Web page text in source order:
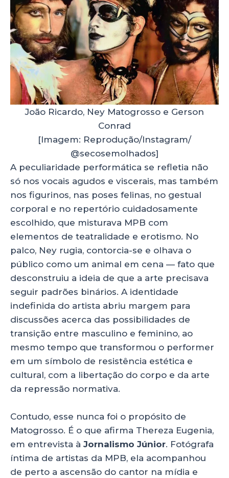
João Ricardo, Ney Matogrosso e Gerson
Conrad
[Imagem: Reprodução/Instagram/
@secosemolhados]
A peculiaridade performática se refletia não
só nos vocais agudos e viscerais, mas também
nos figurinos, nas poses felinas, no gestual
corporal e no repertório cuidadosamente
escolhido, que misturava MPB com
elementos de teatralidade e erotismo. No
palco, Ney rugia, contorcia-se e olhava o
público como um animal em cena — fato que
desconstruiu a ideia de que a arte precisava
seguir padrões binários. A identidade
indefinida do artista abriu margem para
discussões acerca das possibilidades de
transição entre masculino e feminino, ao
mesmo tempo que transformou o performer
em um símbolo de resistência estética e
cultural, com a libertação do corpo e da arte
da repressão normativa.
Contudo, esse nunca foi o propósito de
Matogrosso. É o que afirma Thereza Eugenia,
em entrevista à Jornalismo Júnior. Fotógrafa
íntima de artistas da MPB, ela acompanhou
de perto a ascensão do cantor na mídia e